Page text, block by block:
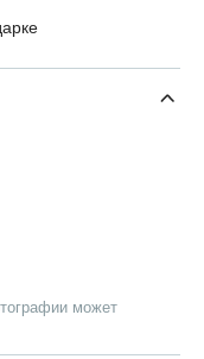
может